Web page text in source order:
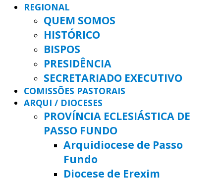
REGIONAL
QUEM SOMOS
HISTÓRICO
BISPOS
PRESIDÊNCIA
SECRETARIADO EXECUTIVO
COMISSÕES PASTORAIS
ARQUI / DIOCESES
PROVÍNCIA ECLESIÁSTICA DE
PASSO FUNDO
Arquidiocese de Passo
Fundo
Diocese de Erexim